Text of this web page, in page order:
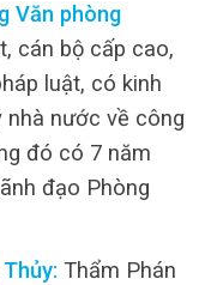
Văn phòng
cán bộ cấp cao,
luật, có kinh
nhà nước về công
đó có 7 năm
đạo Phòng
Thẩm Phán